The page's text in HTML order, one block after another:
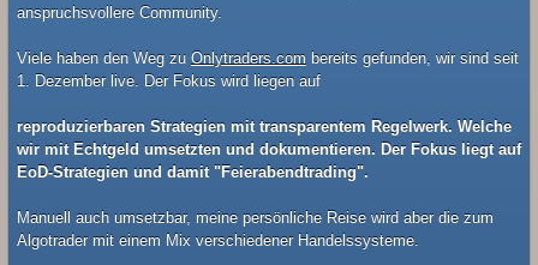
anspruchsvollere Community.
Viele haben den Weg zu Onlytraders.com bereits gefunden, wir sind seit
1. Dezember live. Der Fokus wird liegen auf
reproduzierbaren Strategien mit transparentem Regelwerk. Welche
wir mit Echtgeld umsetzten und dokumentieren. Der Fokus liegt auf
EoD-Strategien und damit "Feierabendtrading".
Manuell auch umsetzbar, meine persönliche Reise wird aber die zum
Algotrader mit einem Mix verschiedener Handelssysteme.